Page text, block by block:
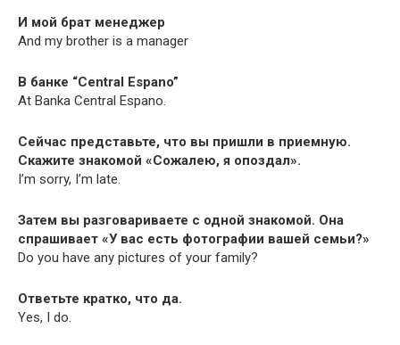
И мой брат менеджер
And my broth­er is a manager
В банке “Cen­tral Espano”
At Ban­ka Cen­tral Espano.
Сейчас представьте, что вы пришли в приемную.
Скажите знакомой «Сожалею, я опоздал».
I’m sor­ry, I’m late.
Затем вы разговариваете с одной знакомой. Она
спрашивает «У вас есть фотографии вашей семьи?»
Do you have any pic­tures of your family?
Ответьте кратко, что да.
Yes, I do.